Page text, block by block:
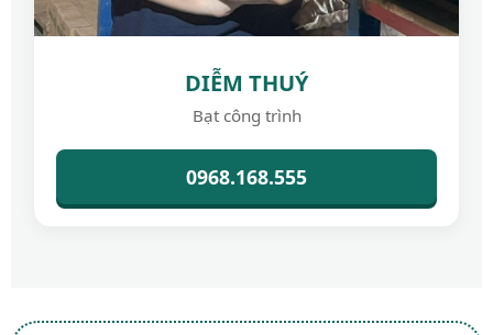
DIỄM THUÝ
Bạt công trình
0968.168.555